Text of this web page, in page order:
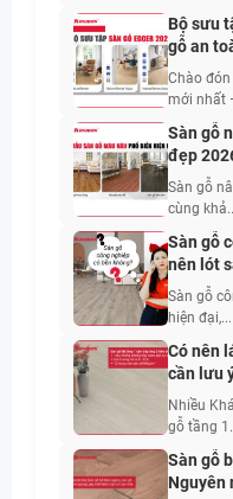
Bộ sưu
gỗ an
với con
Chào
mới nhất
Sàn gỗ
đẹp
Sàn gỗ
cùng
Sàn gỗ
nên lót
Sàn gỗ
hiện đại,...
Có nên
cần lưu
Nhiều
gỗ tầng
Sàn gỗ
Nguyên